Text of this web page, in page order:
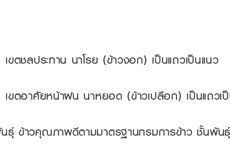
ระทาน นาโรย (ข้าวงอก) เป็นแถวเป็นแนว
ยหน้าฝน นาหยอด (ข้าวเปลือก) เป็นแถวเป็
ธุ์ ข้าวคุณภาพดีตามมาตรฐานกรมการข้าว ชั้นพัน